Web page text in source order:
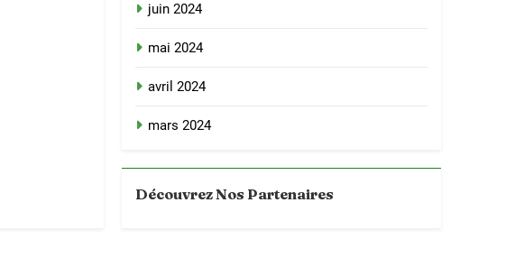
juin 2024
mai 2024
avril 2024
mars 2024
Découvrez Nos Partenaires